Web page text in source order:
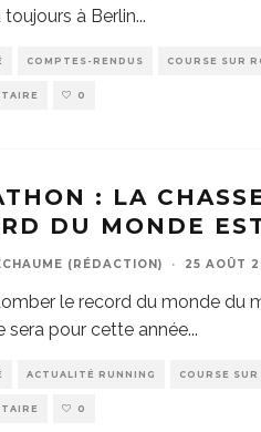
à Berlin...
COMPTES-RENDUS COURSE SUR
0
: LA
DU MONDE
(RÉDACTION) · 25 AOÛT
le record du monde du
sera pour cette année...
ACTUALITÉ RUNNING COURSE
0